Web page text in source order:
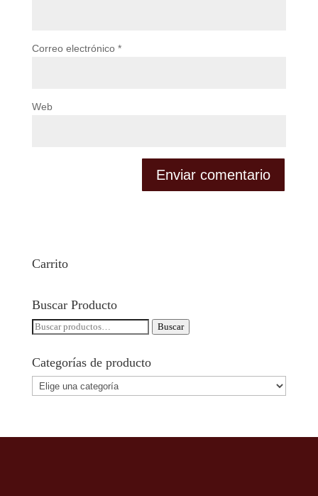
Correo electrónico *
Web
Carrito
Buscar Producto
Buscar
Buscar
Categorías de producto